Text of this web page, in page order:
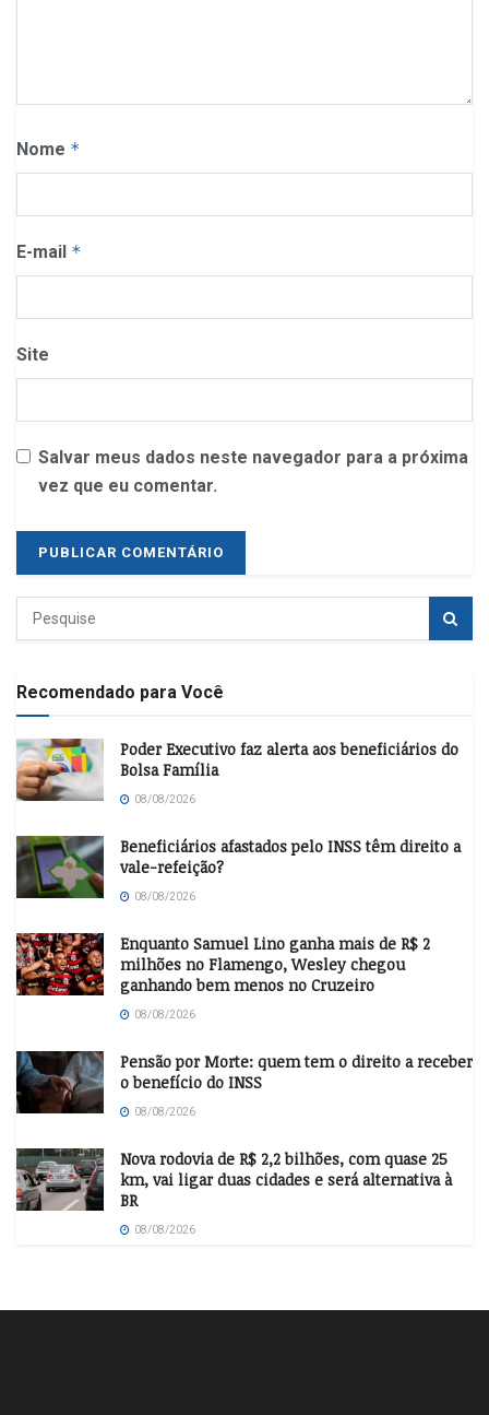
Nome *
E-mail *
Site
Salvar meus dados neste navegador para a próxima
vez que eu comentar.
Recomendado para Você
Poder Executivo faz alerta aos beneficiários do
Bolsa Família
08/08/2026
Beneficiários afastados pelo INSS têm direito a
vale-refeição?
08/08/2026
Enquanto Samuel Lino ganha mais de R$ 2
milhões no Flamengo, Wesley chegou
ganhando bem menos no Cruzeiro
08/08/2026
Pensão por Morte: quem tem o direito a receber
o benefício do INSS
08/08/2026
Nova rodovia de R$ 2,2 bilhões, com quase 25
km, vai ligar duas cidades e será alternativa à
BR
08/08/2026